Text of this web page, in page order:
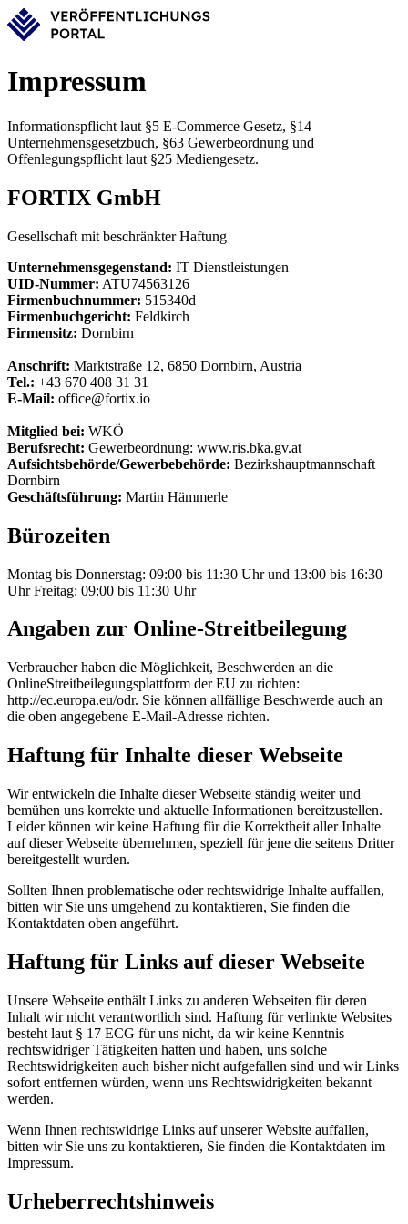
Impressum
Informationspflicht laut §5 E-Commerce Gesetz, §14
Unternehmensgesetzbuch, §63 Gewerbeordnung und
Offenlegungspflicht laut §25 Mediengesetz.
FORTIX GmbH
Gesellschaft mit beschränkter Haftung
Unternehmensgegenstand: IT Dienstleistungen
UID-Nummer: ATU74563126
Firmenbuchnummer: 515340d
Firmenbuchgericht: Feldkirch
Firmensitz: Dornbirn
Anschrift: Marktstraße 12, 6850 Dornbirn, Austria
Tel.: +43 670 408 31 31
E-Mail: office@fortix.io
Mitglied bei: WKÖ
Berufsrecht: Gewerbeordnung: www.ris.bka.gv.at
Aufsichtsbehörde/Gewerbebehörde: Bezirkshauptmannschaft
Dornbirn
Geschäftsführung: Martin Hämmerle
Bürozeiten
Montag bis Donnerstag: 09:00 bis 11:30 Uhr und 13:00 bis 16:30
Uhr Freitag: 09:00 bis 11:30 Uhr
Angaben zur Online-Streitbeilegung
Verbraucher haben die Möglichkeit, Beschwerden an die
OnlineStreitbeilegungsplattform der EU zu richten:
http://ec.europa.eu/odr. Sie können allfällige Beschwerde auch an
die oben angegebene E-Mail-Adresse richten.
Haftung für Inhalte dieser Webseite
Wir entwickeln die Inhalte dieser Webseite ständig weiter und
bemühen uns korrekte und aktuelle Informationen bereitzustellen.
Leider können wir keine Haftung für die Korrektheit aller Inhalte
auf dieser Webseite übernehmen, speziell für jene die seitens Dritter
bereitgestellt wurden.
Sollten Ihnen problematische oder rechtswidrige Inhalte auffallen,
bitten wir Sie uns umgehend zu kontaktieren, Sie finden die
Kontaktdaten oben angeführt.
Haftung für Links auf dieser Webseite
Unsere Webseite enthält Links zu anderen Webseiten für deren
Inhalt wir nicht verantwortlich sind. Haftung für verlinkte Websites
besteht laut § 17 ECG für uns nicht, da wir keine Kenntnis
rechtswidriger Tätigkeiten hatten und haben, uns solche
Rechtswidrigkeiten auch bisher nicht aufgefallen sind und wir Links
sofort entfernen würden, wenn uns Rechtswidrigkeiten bekannt
werden.
Wenn Ihnen rechtswidrige Links auf unserer Website auffallen,
bitten wir Sie uns zu kontaktieren, Sie finden die Kontaktdaten im
Impressum.
Urheberrechtshinweis